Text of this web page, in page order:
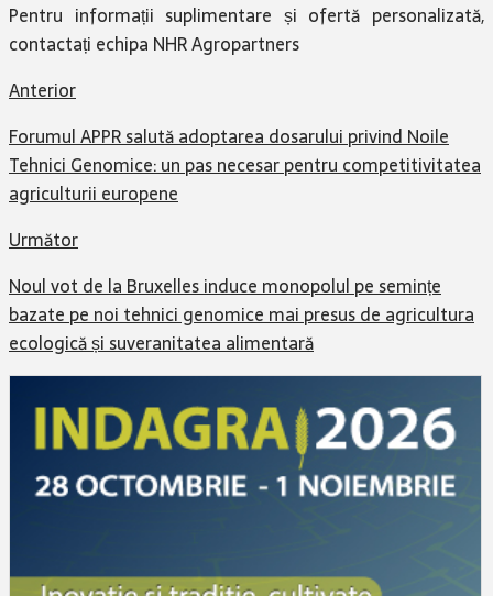
Pentru informații suplimentare și ofertă personalizată,
contactați echipa NHR Agropartners
Anterior
Forumul APPR salută adoptarea dosarului privind Noile
Tehnici Genomice: un pas necesar pentru competitivitatea
agriculturii europene
Următor
Noul vot de la Bruxelles induce monopolul pe semințe
bazate pe noi tehnici genomice mai presus de agricultura
ecologică și suveranitatea alimentară